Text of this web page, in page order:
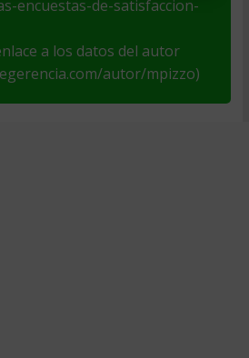
encuestas-de-satisfaccion-
a los datos del autor
autor/mpizzo)